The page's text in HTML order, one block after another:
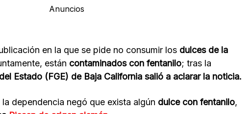
Anuncios
en la que se pide no consumir los dulces de la
están contaminados con fentanilo; tras la
Estado (FGE) de Baja California salió a aclarar la noticia.
la dependencia negó que exista algún dulce con fentanilo,